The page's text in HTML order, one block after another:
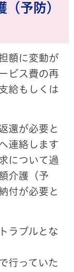
予防）
額に変動が
ビス費の再
給もしくは
還が必要と
連絡します
について過
介護（予
付が必要と
ラブルとな
行っていた